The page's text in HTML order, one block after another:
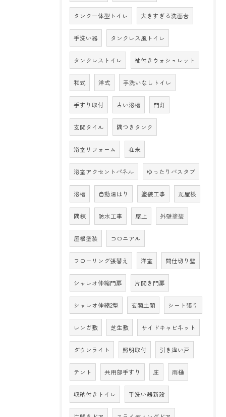
タンク一体型トイレ 大きすぎる洗面台
手洗い器 タンクレス風トイレ
タンクレストイレ 袖付きウォシュレット
和式 洋式 手洗いなしトイレ
手すり取付 古い浴槽 門灯
玄関タイル 隅つきタンク
浴室リフォーム 在来
浴室アクセントパネル ゆったりバスタブ
浴槽 自動湯はり 塗装工事 瓦屋根
隅棟 防水工事 屋上 外壁塗装
屋根塗装 コロニアル
フローリング張替え 洋室 間仕切り壁
シャレオ伸縮門扉 片開き門扉
シャレオ伸縮2型 玄関土間 シート張り
レンガ敷 芝生敷 サイドキャビネット
ダウンライト 照明取付 引き違い戸
テント 共用部手すり 庇 雨樋
収納付きトイレ 手洗い器新設